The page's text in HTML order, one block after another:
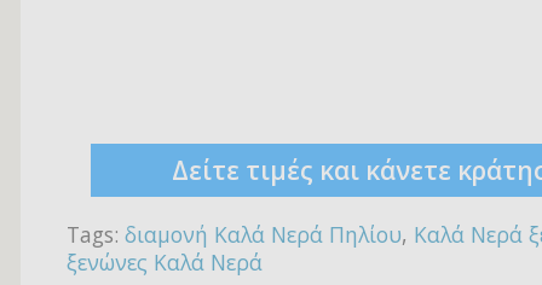
Δείτε τιμές και κάνετε
Tags: διαμονή Καλά Νερά Πηλίου, Καλά Νερά
ξενώνες Καλά Νερά